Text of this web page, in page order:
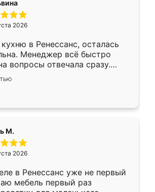
2026
в Ренессанс, осталась
Менеджер всё быстро
вопросы отвечала сразу.
в субботу, подошёл к
ответственностью. Собрали
работали аккуратно, даже
М.
2026
в Ренессанс уже не первый
мебель первый раз